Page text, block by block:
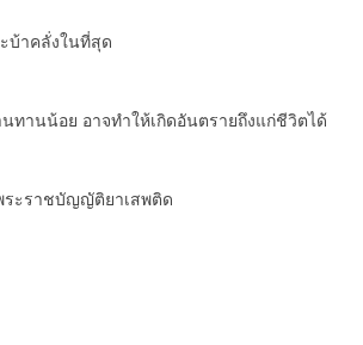
บ้าคลั่งในที่สุด
ทานน้อย อาจทำให้เกิดอันตรายถึงแก่ชีวิตได้
ระราชบัญญัติยาเสพติด